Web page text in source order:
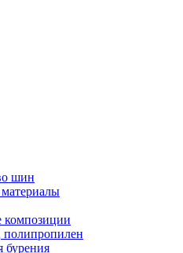
шин
полипропилен
бурения